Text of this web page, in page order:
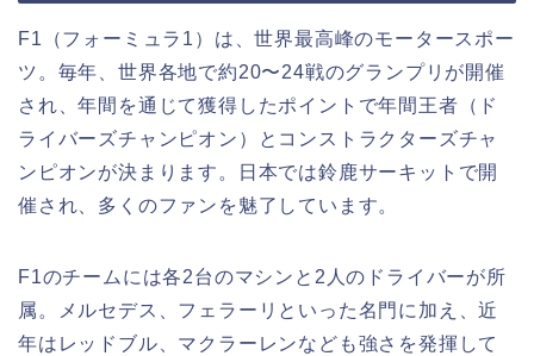
F1（フォーミュラ1）は、世界最高峰のモータースポー
ツ。毎年、世界各地で約20〜24戦のグランプリが開催
され、年間を通じて獲得したポイントで年間王者（ド
ライバーズチャンピオン）とコンストラクターズチャ
ンピオンが決まります。日本では鈴鹿サーキットで開
催され、多くのファンを魅了しています。
F1のチームには各2台のマシンと2人のドライバーが所
属。メルセデス、フェラーリといった名門に加え、近
年はレッドブル、マクラーレンなども強さを発揮して